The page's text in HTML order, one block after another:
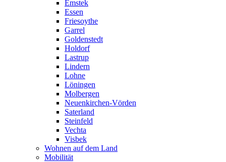
Emstek
Essen
Friesoythe
Garrel
Goldenstedt
Holdorf
Lastrup
Lindern
Lohne
Löningen
Molbergen
Neuenkirchen-Vörden
Saterland
Steinfeld
Vechta
Visbek
Wohnen auf dem Land
Mobilität